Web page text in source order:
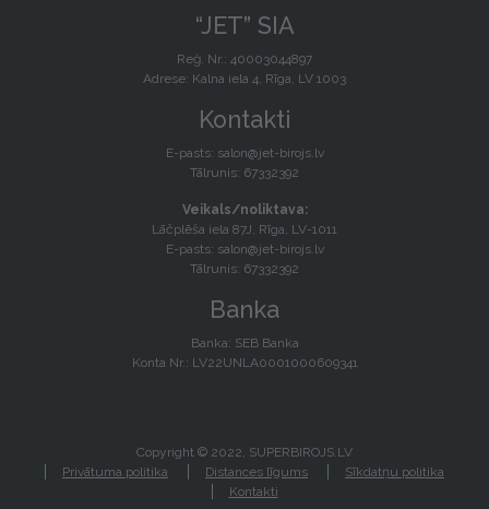
“JET” SIA
Reģ. Nr.: 40003044897
Adrese: Kalna iela 4, Rīga, LV 1003
Kontakti
E-pasts: salon@jet-birojs.lv
Tālrunis: 67332392
Veikals/noliktava:
Lāčplēša iela 87J, Rīga, LV-1011
E-pasts: salon@jet-birojs.lv
Tālrunis: 67332392
Banka
Banka: SEB Banka
Konta Nr.: LV22UNLA0001000609341
Copyright © 2022, SUPERBIROJS.LV
Privātuma politika
Distances līgums
Sīkdatņu politika
Kontakti